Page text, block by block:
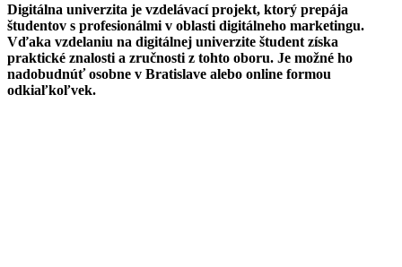
Digitálna univerzita je vzdelávací projekt, ktorý prepája
študentov s profesionálmi v oblasti digitálneho marketingu.
Vďaka vzdelaniu na digitálnej univerzite študent získa
praktické znalosti a zručnosti z tohto oboru. Je možné ho
nadobudnúť osobne v Bratislave alebo online formou
odkiaľkoľvek.